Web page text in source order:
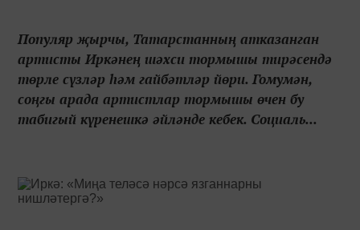
Популяр җырчы, Татарстанның атказанган
артисты Иркәнең шәхси тормышы тирәсендә
төрле сүзләр һәм гайбәтләр йөри. Гомумән,
соңгы арада артистлар тормышы өчен бу
табигый күренешкә әйләнде кебек. Социаль...